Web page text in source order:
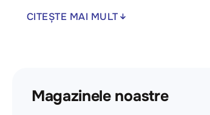
CITEȘTE MAI MULT
Magazinele noastre